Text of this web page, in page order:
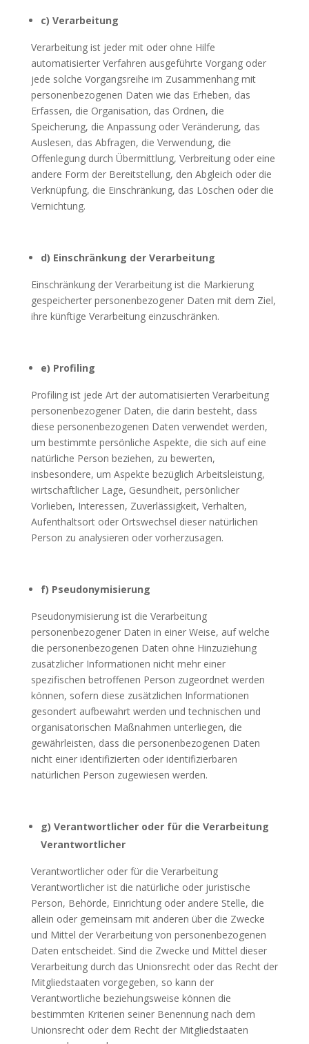
c) Verarbeitung
Verarbeitung ist jeder mit oder ohne Hilfe
automatisierter Verfahren ausgeführte Vorgang oder
jede solche Vorgangsreihe im Zusammenhang mit
personenbezogenen Daten wie das Erheben, das
Erfassen, die Organisation, das Ordnen, die
Speicherung, die Anpassung oder Veränderung, das
Auslesen, das Abfragen, die Verwendung, die
Offenlegung durch Übermittlung, Verbreitung oder eine
andere Form der Bereitstellung, den Abgleich oder die
Verknüpfung, die Einschränkung, das Löschen oder die
Vernichtung.
d) Einschränkung der Verarbeitung
Einschränkung der Verarbeitung ist die Markierung
gespeicherter personenbezogener Daten mit dem Ziel,
ihre künftige Verarbeitung einzuschränken.
e) Profiling
Profiling ist jede Art der automatisierten Verarbeitung
personenbezogener Daten, die darin besteht, dass
diese personenbezogenen Daten verwendet werden,
um bestimmte persönliche Aspekte, die sich auf eine
natürliche Person beziehen, zu bewerten,
insbesondere, um Aspekte bezüglich Arbeitsleistung,
wirtschaftlicher Lage, Gesundheit, persönlicher
Vorlieben, Interessen, Zuverlässigkeit, Verhalten,
Aufenthaltsort oder Ortswechsel dieser natürlichen
Person zu analysieren oder vorherzusagen.
f) Pseudonymisierung
Pseudonymisierung ist die Verarbeitung
personenbezogener Daten in einer Weise, auf welche
die personenbezogenen Daten ohne Hinzuziehung
zusätzlicher Informationen nicht mehr einer
spezifischen betroffenen Person zugeordnet werden
können, sofern diese zusätzlichen Informationen
gesondert aufbewahrt werden und technischen und
organisatorischen Maßnahmen unterliegen, die
gewährleisten, dass die personenbezogenen Daten
nicht einer identifizierten oder identifizierbaren
natürlichen Person zugewiesen werden.
g) Verantwortlicher oder für die Verarbeitung
Verantwortlicher
Verantwortlicher oder für die Verarbeitung
Verantwortlicher ist die natürliche oder juristische
Person, Behörde, Einrichtung oder andere Stelle, die
allein oder gemeinsam mit anderen über die Zwecke
und Mittel der Verarbeitung von personenbezogenen
Daten entscheidet. Sind die Zwecke und Mittel dieser
Verarbeitung durch das Unionsrecht oder das Recht der
Mitgliedstaaten vorgegeben, so kann der
Verantwortliche beziehungsweise können die
bestimmten Kriterien seiner Benennung nach dem
Unionsrecht oder dem Recht der Mitgliedstaaten